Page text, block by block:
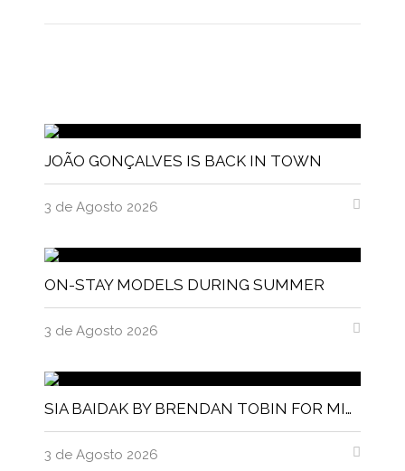
JOÃO GONÇALVES IS BACK IN TOWN
3 de Agosto 2026
ON-STAY MODELS DURING SUMMER
3 de Agosto 2026
SIA BAIDAK BY BRENDAN TOBIN FOR MISC MAGAZINE
3 de Agosto 2026